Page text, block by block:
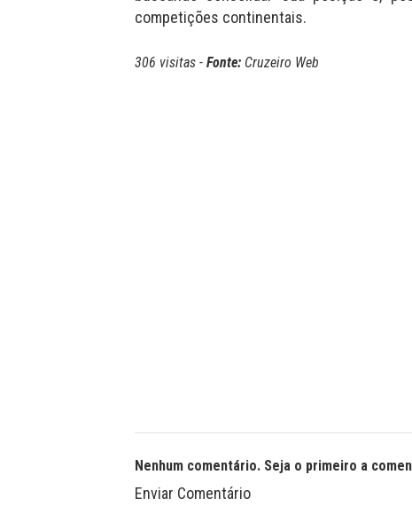
competições continentais.
306 visitas - Fonte: Cruzeiro Web
Nenhum comentário. Seja o primeiro a
Enviar Comentário